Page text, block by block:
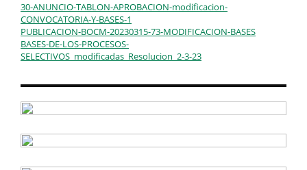
30-ANUNCIO-TABLON-APROBACION-modificacion-
CONVOCATORIA-Y-BASES-1
PUBLICACION-BOCM-20230315-73-MODIFICACION-BASES
BASES-DE-LOS-PROCESOS-
SELECTIVOS_modificadas_Resolucion_2-3-23